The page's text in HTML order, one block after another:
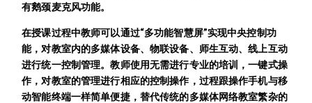
有鹅颈麦克风功能。
在授课过程中教师可以通过“多功能智慧屏”实现中央控制功
能，对教室内的多媒体设备、物联设备、师生互动、线上互动
进行统一控制管理。教师使用无需进行专业的培训，一键式操
作，对教室的管理进行相应的控制操作，过程跟操作手机与移
动智能终端一样简单便捷，替代传统的多媒体网络教室繁杂的